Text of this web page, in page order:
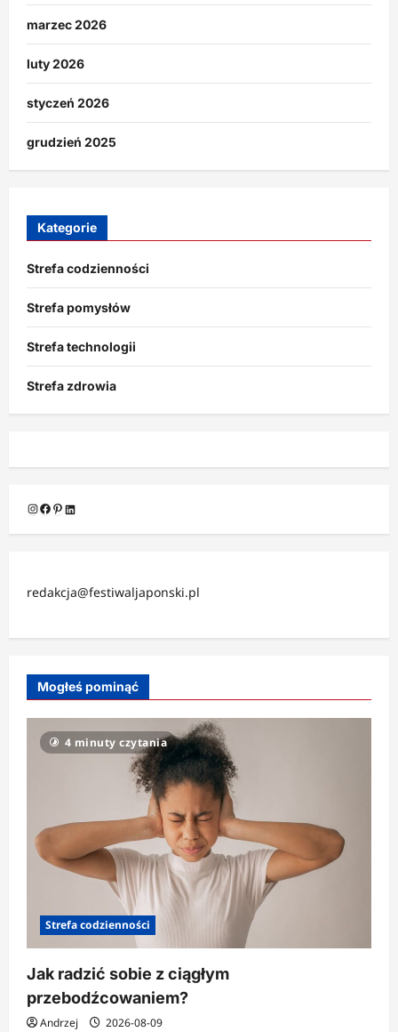
marzec 2026
luty 2026
styczeń 2026
grudzień 2025
Kategorie
Strefa codzienności
Strefa pomysłów
Strefa technologii
Strefa zdrowia
Instagram
Facebook
Pinterest
LinkedIn
redakcja@festiwaljaponski.pl
Mogłeś pominąć
4 minuty czytania
Strefa codzienności
Jak radzić sobie z ciągłym
przebodźcowaniem?
Andrzej 2026-08-09